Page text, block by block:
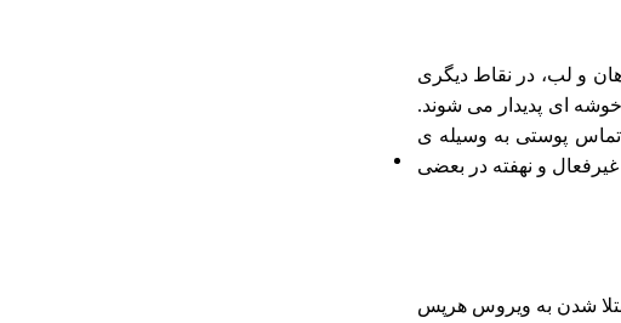
و لب، در نقاط دیگری
ای پدیدار می شوند.
تماس پوستی به وسیله ی
و نهفته در بعضی
شدن به ویروس هرپس